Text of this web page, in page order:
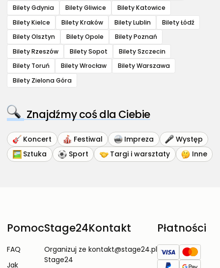
Bilety Gdynia
Bilety Gliwice
Bilety Katowice
Bilety Kielce
Bilety Kraków Bilety Lublin
Bilety Łódź
Bilety Olsztyn
Bilety Opole
Bilety Poznań
Bilety Rzeszów
Bilety Sopot
Bilety Szczecin
Bilety Toruń
Bilety Wrocław
Bilety Warszawa
Bilety Zielona Góra
Znajdźmy coś dla Ciebie
Koncert Festiwal Impreza
Występ
Sztuka
Sport Targi i warsztaty Inne
Pomoc
FAQ
Jak
Stage24
Organizuj ze
Stage24
Kontakt
kontakt@stage24.pl
Płatności